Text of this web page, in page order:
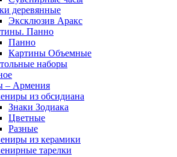
деревянные
Эксклюзив Аракс
Панно
Панно
Картины Объемные
наборы
– Армения
из обсидиана
Знаки Зодиака
Цветные
Разные
из керамики
тарелки